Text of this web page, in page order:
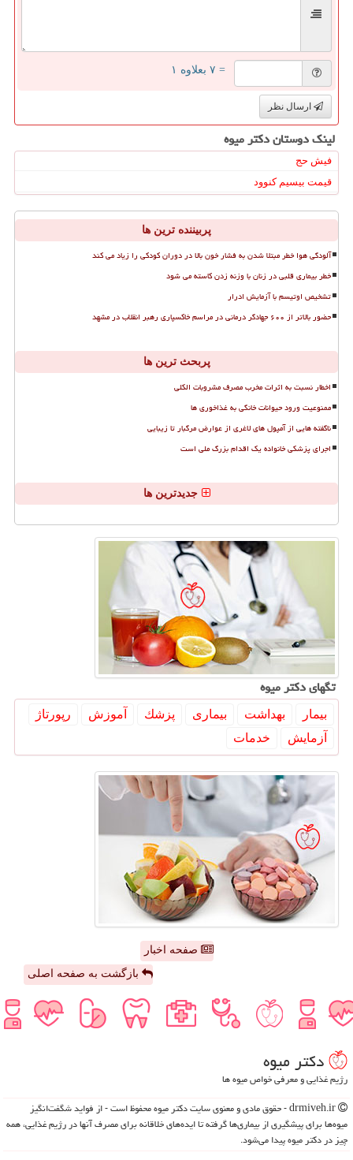
= ۷ بعلاوه ۱
ارسال نظر
لینک دوستان دكتر میوه
فیش حج
قیمت بیسیم کنوود
پربیننده ترین ها
آلودگی هوا خطر مبتلا شدن به فشار خون بالا در دوران کودکی را زیاد می کند
خطر بیماری قلبی در زنان با وزنه زدن کاسته می شود
تشخیص اوتیسم با آزمایش ادرار
حضور بالاتر از ۶۰۰ جهادگر درمانی در مراسم خاکسپاری رهبر انقلاب در مشهد
پربحث ترین ها
اخطار نسبت به اثرات مخرب مصرف مشروبات الکلی
ممنوعیت ورود حیوانات خانگی به غذاخوری ها
ناگفته هایی از آمپول های لاغری از عوارض مرگبار تا زیبایی
اجرای پزشکی خانواده یک اقدام بزرگ ملی است
جدیدترین ها
تگهای دكتر میوه
بیمار بهداشت بیماری پزشك آموزش
رپورتاژ
آزمایش
خدمات
صفحه اخبار
بازگشت به صفحه اصلی
دكتر میوه
رژیم غذایی و معرفی خواص میوه ها
drmiveh.ir - حقوق مادی و معنوی سایت دكتر میوه محفوظ است - از فواید شگفت‌انگیز
میوه‌ها برای پیشگیری از بیماری‌ها گرفته تا ایده‌های خلاقانه برای مصرف آنها در رژیم غذایی، همه
چیز در دکتر میوه پیدا می‌شود.